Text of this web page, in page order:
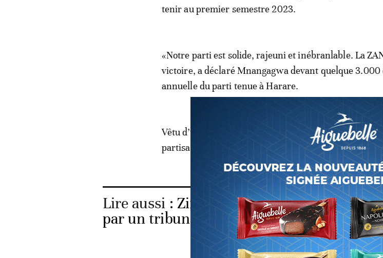
tenir au premier semestre 2023.
«Notre parti est solide, rajeuni et inébranlable. La
victoire, a déclaré Mnangagwa devant quelque
annuelle du parti tenue à Harare.
Vêtu d’une chemise jaune à fleurs avec son portrait,
partisans à éviter la violence avant les prochaines
Lire aussi : Zimbabwe: le président
par un tribunal